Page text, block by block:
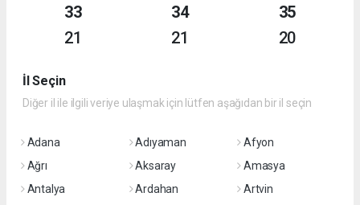
33
21
34
21
35
20
İl Seçin
Diğer il ile ilgili veriye ulaşmak için lütfen aşağıdan bir il seçin
Adana Adıyaman
Afyon
Ağrı
Aksaray
Amasya
Antalya
Ardahan
Artvin